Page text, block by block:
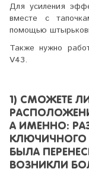
Для усиления
вместе с
помощью
Также нужно
V43.
1) СМОЖЕТЕ
А ИМЕННО:
КЛЮЧИЧНОГО
БЫЛА
ВОЗНИКЛИ